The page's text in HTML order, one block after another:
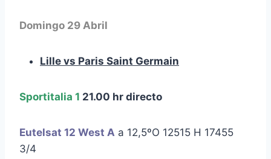
Domingo 29 Abril
Lille vs Paris Saint Germain
Sportitalia 1 21.00 hr directo
Eutelsat 12 West A a 12,5ºO 12515 H 17455
3/4